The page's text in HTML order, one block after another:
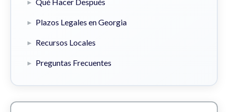
Plazos Legales en Georgia
Recursos Locales
Preguntas Frecuentes